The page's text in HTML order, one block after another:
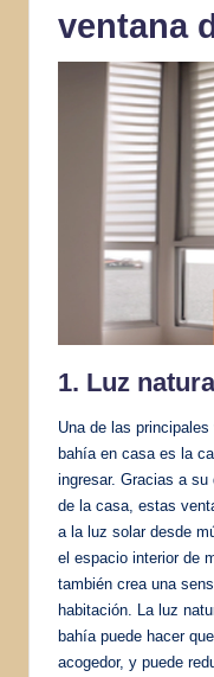
ventana
1. Luz
Una de las
bahía en casa es la
ingresar. Gracias a
de la casa, estas
a la luz solar desde
el espacio interior de
también crea una
habitación. La luz
bahía puede hacer
acogedor, y puede